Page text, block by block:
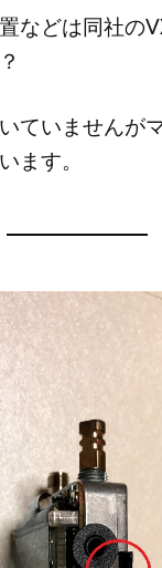
などは同社の
ていませんが
ます。